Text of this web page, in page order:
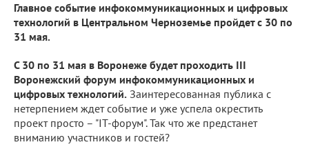
Главное событие инфокоммуникационных и цифровых
технологий в Центральном Черноземье пройдет с 30 по
31 мая.
С 30 по 31 мая в Воронеже будет проходить III
Воронежский форум инфокоммуникационных и
цифровых технологий. Заинтересованная публика с
нетерпением ждет событие и уже успела окрестить
проект просто – "IT-форум". Так что же предстанет
вниманию участников и гостей?